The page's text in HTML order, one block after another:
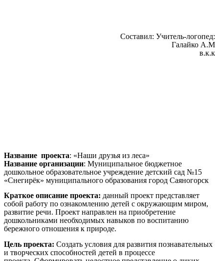
Составил: Учитель-логопед:
Галайко А.М
в.к.к
Название проекта: «Наши друзья из леса»
Название организации: Муниципальное бюджетное
дошкольное образовательное учреждение детский сад №15
«Снегирёк» муниципального образования город Саяногорск
Краткое описание проекта: данный проект представляет
собой работу по ознакомлению детей с окружающим миром,
развитие речи. Проект направлен на приобретение
дошкольниками необходимых навыков по воспитанию
бережного отношения к природе.
Цель проекта: Создать условия для развития познавательных
и творческих способностей детей в процессе